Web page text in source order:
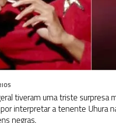
tiveram uma triste surpresa
interpretar a tenente Uhura
negras.